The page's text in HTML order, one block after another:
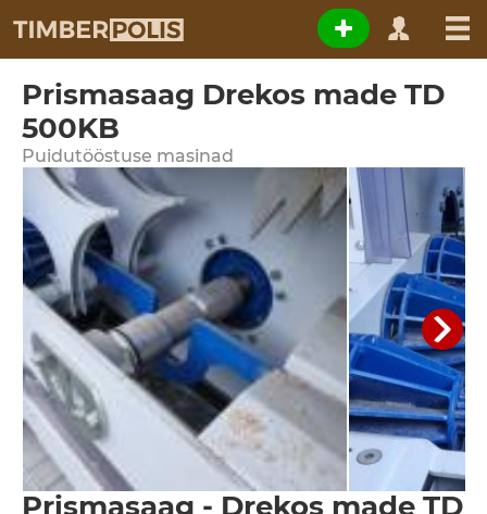
Prismasaag Drekos made TD
500KB
Puidutööstuse masinad
Prismasaag - Drekos made TD